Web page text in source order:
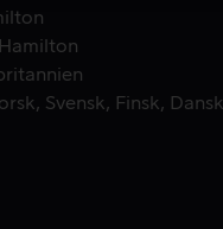
Svensk Finsk Dansk